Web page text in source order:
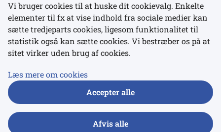
Links
Udgivelser
Vi bruger cookies til at huske dit cookievalg. Enkelte
elementer til fx at vise indhold fra sociale medier kan
sætte tredjeparts cookies, ligesom funktionalitet til
statistik også kan sætte cookies. Vi bestræber os på at
sitet virker uden brug af cookies.
Læs mere om cookies
Accepter alle
Afvis alle